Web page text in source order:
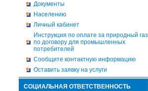
Документы
Населению
Личный кабинет
Инструкция по оплате за природный газ
по договору для промышленных
потребителей
Сообщите контактную информацию
Оставить заявку на услуги
СОЦИАЛЬНАЯ ОТВЕТСТВЕННОСТЬ